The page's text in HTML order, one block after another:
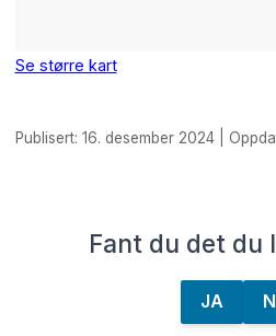
Se større kart
Publisert: 16. desember 2024 |
Fant du det du
JA